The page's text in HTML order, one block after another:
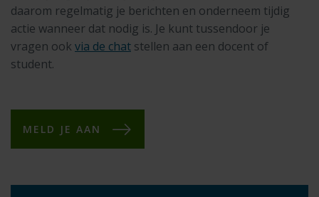
daarom regelmatig je berichten en onderneem tijdig
actie wanneer dat nodig is. Je kunt tussendoor je
vragen ook via de chat stellen aan een docent of
student.
MELD JE AAN